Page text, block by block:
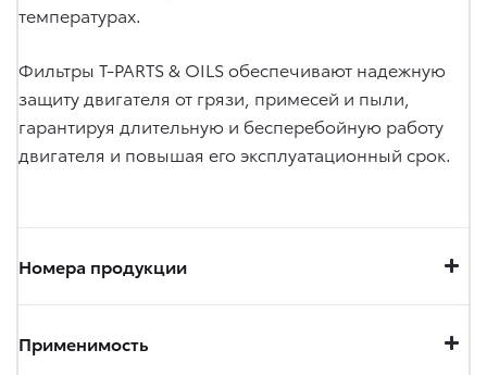
температурах.
Фильтры T-PARTS & OILS обеспечивают надежную
защиту двигателя от грязи, примесей и пыли,
гарантируя длительную и бесперебойную работу
двигателя и повышая его эксплуатационный срок.
Номера продукции
Применимость